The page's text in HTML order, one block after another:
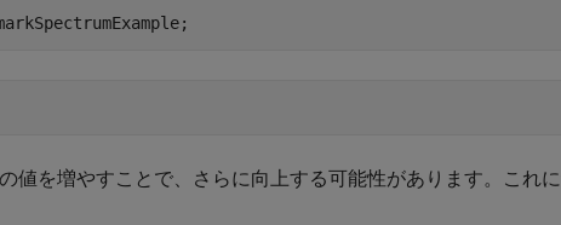
値を増やすことで、さらに向上する可能性があります。これ